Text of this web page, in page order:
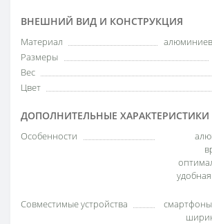
ВНЕШНИЙ ВИД И КОНСТРУКЦИЯ
Материал
Размеры
Вес
Цвет
ДОПОЛНИТЕЛЬНЫЕ ХАРАКТЕРИСТИКИ
Особенности
Совместимые устройства